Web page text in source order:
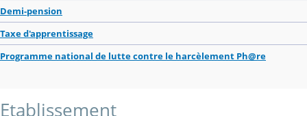
Demi-pension
Taxe d'apprentissage
Programme national de lutte contre le harcèlement Ph@re
Etablissement